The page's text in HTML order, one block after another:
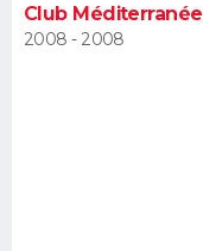
Club Méditerranée
2008 - 2008